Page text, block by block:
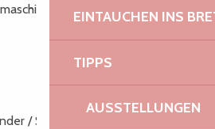
EINTAUCHEN INS
TIPPS
AUSSTELLUNGEN
/ Spielplatz